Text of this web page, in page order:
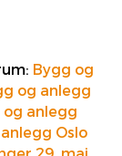
Bygg og
og anlegg
og anlegg
Oslo